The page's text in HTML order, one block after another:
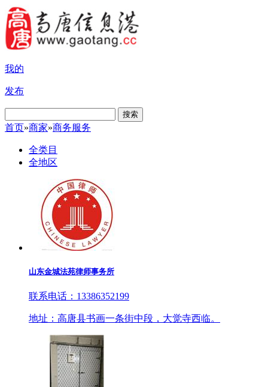
我的
发布
搜索
首页»商家»商务服务
全类目
全地区
山东金城法苑律师事务所
联系电话：13386352199
地址：高唐县书画一条街中段，大觉寺西临。